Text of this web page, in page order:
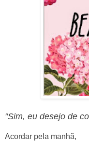
"Sim, eu desejo de
Acordar pela manhã,